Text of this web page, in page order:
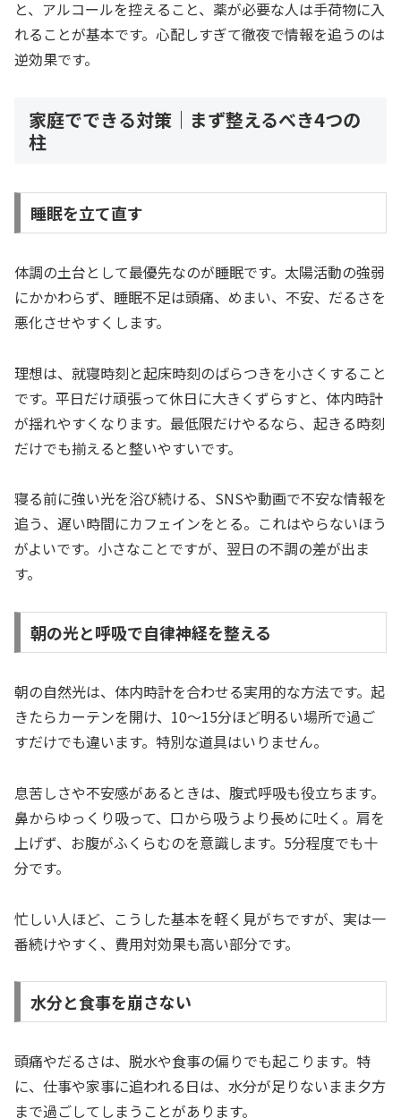
と、アルコールを控えること、薬が必要な人は手荷物に入
れることが基本です。心配しすぎて徹夜で情報を追うのは
逆効果です。
家庭でできる対策｜まず整えるべき4つの
柱
睡眠を立て直す
体調の土台として最優先なのが睡眠です。太陽活動の強弱
にかかわらず、睡眠不足は頭痛、めまい、不安、だるさを
悪化させやすくします。
理想は、就寝時刻と起床時刻のばらつきを小さくすること
です。平日だけ頑張って休日に大きくずらすと、体内時計
が揺れやすくなります。最低限だけやるなら、起きる時刻
だけでも揃えると整いやすいです。
寝る前に強い光を浴び続ける、SNSや動画で不安な情報を
追う、遅い時間にカフェインをとる。これはやらないほう
がよいです。小さなことですが、翌日の不調の差が出ま
す。
朝の光と呼吸で自律神経を整える
朝の自然光は、体内時計を合わせる実用的な方法です。起
きたらカーテンを開け、10〜15分ほど明るい場所で過ご
すだけでも違います。特別な道具はいりません。
息苦しさや不安感があるときは、腹式呼吸も役立ちます。
鼻からゆっくり吸って、口から吸うより長めに吐く。肩を
上げず、お腹がふくらむのを意識します。5分程度でも十
分です。
忙しい人ほど、こうした基本を軽く見がちですが、実は一
番続けやすく、費用対効果も高い部分です。
水分と食事を崩さない
頭痛やだるさは、脱水や食事の偏りでも起こります。特
に、仕事や家事に追われる日は、水分が足りないまま夕方
まで過ごしてしまうことがあります。